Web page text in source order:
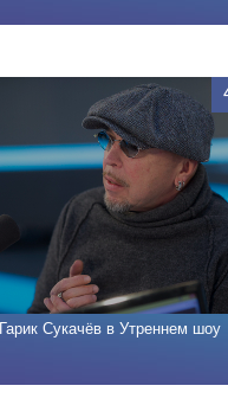
Гарик Сукачёв в Утреннем шоу